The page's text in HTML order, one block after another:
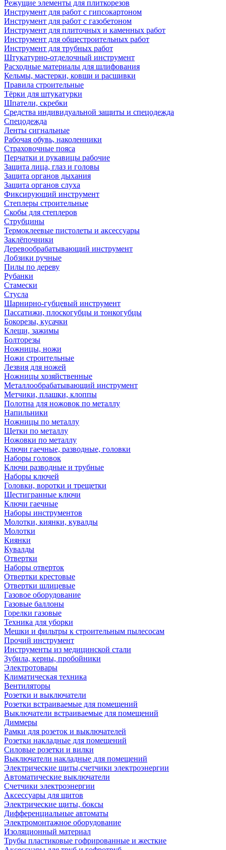
Режущие элементы для плиткорезов
Инструмент для работ с гипсокартоном
Инструмент для работ с газобетоном
Инструмент для плиточных и каменных работ
Инструмент для общестроительных работ
Инструмент для трубных работ
Штукатурно-отделочный инструмент
Расходные материалы для шлифования
Кельмы, мастерки, ковши и расшивки
Правила строительные
Тёрки для штукатурки
Шпатели, скребки
Средства индивидуальной защиты и спецодежда
Спецодежда
Ленты сигнальные
Рабочая обувь, наколенники
Страховочные пояса
Перчатки и рукавицы рабочие
Защита лица, глаз и головы
Защита органов дыхания
Защита органов слуха
Фиксирующий инструмент
Степлеры строительные
Скобы для степлеров
Струбцины
Термоклеевые пистолеты и аксессуары
Заклёпочники
Деревообрабатывающий инструмент
Лобзики ручные
Пилы по дереву
Рубанки
Стамески
Стусла
Шарнирно-губцевый инструмент
Пассатижи, плоскогубцы и тонкогубцы
Бокорезы, кусачки
Клещи, зажимы
Болторезы
Ножницы, ножи
Ножи строительные
Лезвия для ножей
Ножницы хозяйственные
Металлообрабатывающий инструмент
Метчики, плашки, клоппы
Полотна для ножовок по металлу
Напильники
Ножницы по металлу
Щетки по металлу
Ножовки по металлу
Ключи гаечные, разводные, головки
Наборы головок
Ключи разводные и трубные
Наборы ключей
Головки, воротки и трещетки
Шестигранные ключи
Ключи гаечные
Наборы инструментов
Молотки, киянки, кувалды
Молотки
Киянки
Кувалды
Отвертки
Наборы отверток
Отвертки крестовые
Отвертки шлицевые
Газовое оборудование
Газовые баллоны
Горелки газовые
Техника для уборки
Мешки и фильтры к строительным пылесосам
Прочий инструмент
Инструменты из медицинской стали
Зубила, керны, пробойники
Электротовары
Климатическая техника
Вентиляторы
Розетки и выключатели
Розетки встраиваемые для помещений
Выключатели встраиваемые для помещений
Диммеры
Рамки для розеток и выключателей
Розетки накладные для помещений
Силовые розетки и вилки
Выключатели накладные для помещений
Электрические щиты,счетчики электроэнергии
Автоматические выключатели
Счетчики электроэнергии
Аксессуары для щитов
Электрические щиты, боксы
Дифференциальные автоматы
Электромонтажное оборудование
Изоляционный материал
Трубы пластиковые гофрированные и жесткие